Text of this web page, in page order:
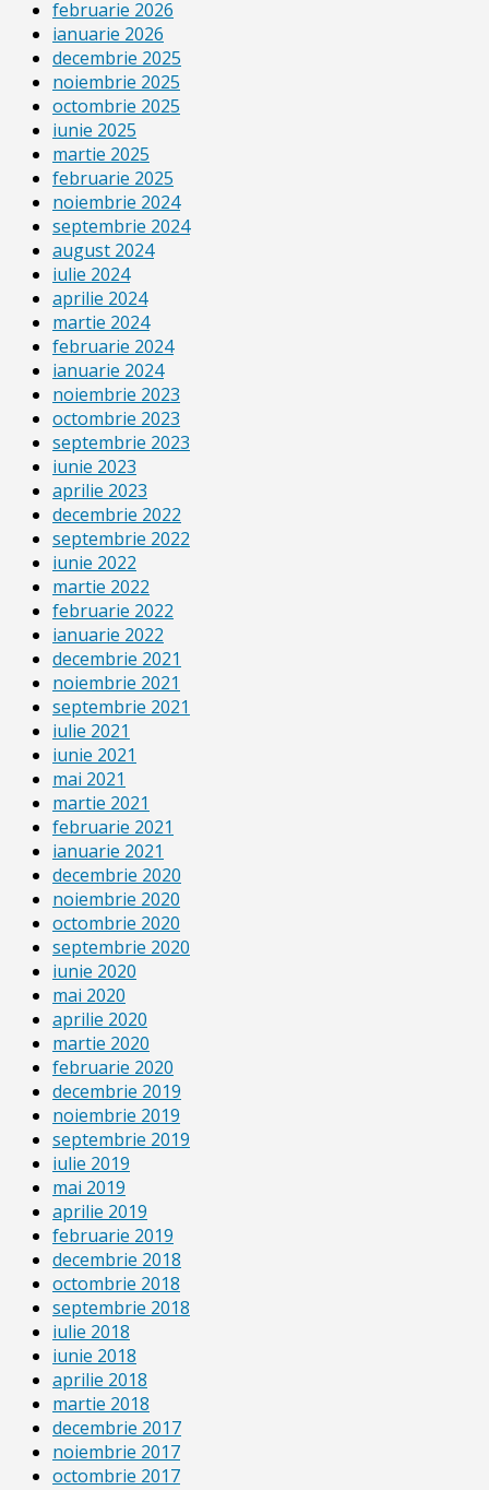
februarie 2026
ianuarie 2026
decembrie 2025
noiembrie 2025
octombrie 2025
iunie 2025
martie 2025
februarie 2025
noiembrie 2024
septembrie 2024
august 2024
iulie 2024
aprilie 2024
martie 2024
februarie 2024
ianuarie 2024
noiembrie 2023
octombrie 2023
septembrie 2023
iunie 2023
aprilie 2023
decembrie 2022
septembrie 2022
iunie 2022
martie 2022
februarie 2022
ianuarie 2022
decembrie 2021
noiembrie 2021
septembrie 2021
iulie 2021
iunie 2021
mai 2021
martie 2021
februarie 2021
ianuarie 2021
decembrie 2020
noiembrie 2020
octombrie 2020
septembrie 2020
iunie 2020
mai 2020
aprilie 2020
martie 2020
februarie 2020
decembrie 2019
noiembrie 2019
septembrie 2019
iulie 2019
mai 2019
aprilie 2019
februarie 2019
decembrie 2018
octombrie 2018
septembrie 2018
iulie 2018
iunie 2018
aprilie 2018
martie 2018
decembrie 2017
noiembrie 2017
octombrie 2017